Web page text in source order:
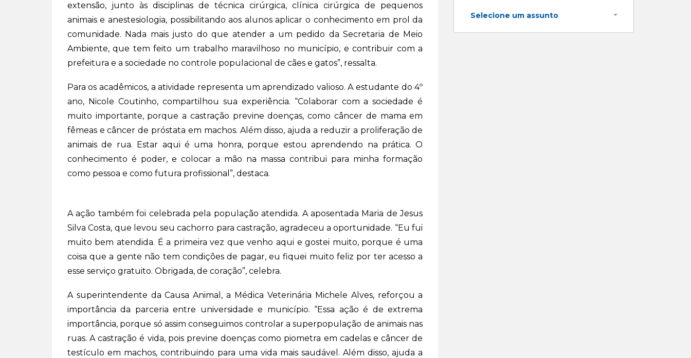
extensão, junto às disciplinas de técnica cirúrgica, clínica cirúrgica de pequenos
animais e anestesiologia, possibilitando aos alunos aplicar o conhecimento em prol da
comunidade. Nada mais justo do que atender a um pedido da Secretaria de Meio
Ambiente, que tem feito um trabalho maravilhoso no município, e contribuir com a
prefeitura e a sociedade no controle populacional de cães e gatos”, ressalta.
Para os acadêmicos, a atividade representa um aprendizado valioso. A estudante do 4º
ano, Nicole Coutinho, compartilhou sua experiência. “Colaborar com a sociedade é
muito importante, porque a castração previne doenças, como câncer de mama em
fêmeas e câncer de próstata em machos. Além disso, ajuda a reduzir a proliferação de
animais de rua. Estar aqui é uma honra, porque estou aprendendo na prática. O
conhecimento é poder, e colocar a mão na massa contribui para minha formação
como pessoa e como futura profissional”, destaca.
A ação também foi celebrada pela população atendida. A aposentada Maria de Jesus
Silva Costa, que levou seu cachorro para castração, agradeceu a oportunidade. “Eu fui
muito bem atendida. É a primeira vez que venho aqui e gostei muito, porque é uma
coisa que a gente não tem condições de pagar, eu fiquei muito feliz por ter acesso a
esse serviço gratuito. Obrigada, de coração”, celebra.
A superintendente da Causa Animal, a Médica Veterinária Michele Alves, reforçou a
importância da parceria entre universidade e município. “Essa ação é de extrema
importância, porque só assim conseguimos controlar a superpopulação de animais nas
ruas. A castração é vida, pois previne doenças como piometra em cadelas e câncer de
testículo em machos, contribuindo para uma vida mais saudável. Além disso, ajuda a
Selecione um assunto